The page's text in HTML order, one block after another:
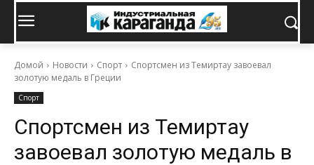
Домой Новости Спорт
Спортсмен из Темиртау завоевал
золотую медаль в Греции
Спорт
Спортсмен из Темиртау
завоевал золотую медаль в